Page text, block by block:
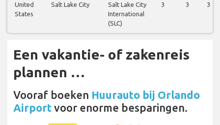
United
States
Salt Lake City
Salt Lake City
International
(SLC)
3 3 3
Een vakantie- of zakenreis
plannen …
Vooraf boeken Huurauto bij Orlando
Airport voor enorme besparingen.